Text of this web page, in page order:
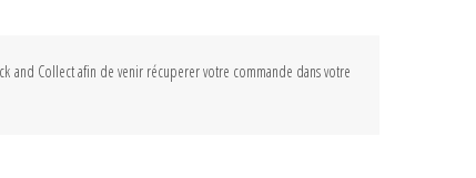
and Collect afin de venir récuperer votre commande dans votre